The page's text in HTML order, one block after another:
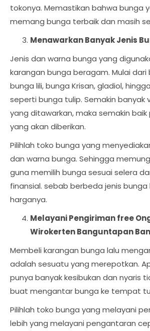
tokonya. Memastikan bahwa bunga
memang bunga terbaik dan masih
Menawarkan Banyak Jenis
Jenis dan warna bunga yang
karangan bunga beragam. Mulai dari
bunga lili, bunga Krisan, gladiol,
seperti bunga tulip. Semakin banyak
yang ditawarkan, maka semakin baik
yang akan diberikan.
Pilihlah toko bunga yang
dan warna bunga. Sehingga
guna memilih bunga sesuai selera
finansial. sebab berbeda jenis
harganya.
Melayani Pengiriman free
Wirokerten Banguntapan
Membeli karangan bunga lalu
adalah sesuatu yang merepotkan.
punya banyak kesibukan dan nyaris
buat mengantar bunga ke tempat
Pilihlah toko bunga yang melayani
lebih yang melayani pengantaran